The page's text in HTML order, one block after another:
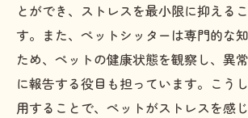
とができ、ストレスを最小限に抑える
す。また、ペットシッターは専門的な
ため、ペットの健康状態を観察し、異
に報告する役目も担っています。こう
用することで、ペットがストレスを感